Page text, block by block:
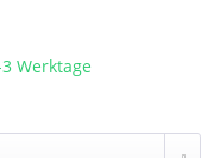
Werktage